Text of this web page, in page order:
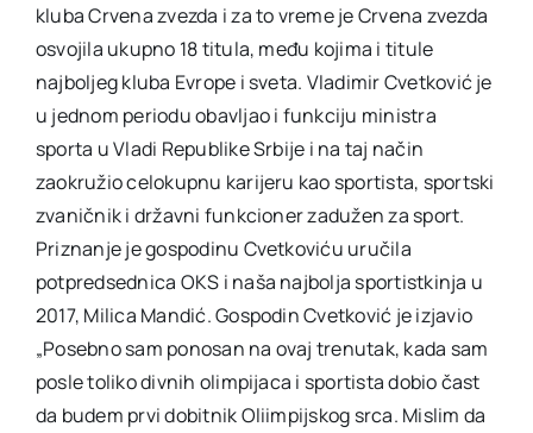
kluba Crvena zvezda i za to vreme je Crvena zvezda
osvojila ukupno 18 titula, među kojima i titule
najboljeg kluba Evrope i sveta. Vladimir Cvetković je
u jednom periodu obavljao i funkciju ministra
sporta u Vladi Republike Srbije i na taj način
zaokružio celokupnu karijeru kao sportista, sportski
zvaničnik i državni funkcioner zadužen za sport.
Priznanje je gospodinu Cvetkoviću uručila
potpredsednica OKS i naša najbolja sportistkinja u
2017, Milica Mandić. Gospodin Cvetković je izjavio
„Posebno sam ponosan na ovaj trenutak, kada sam
posle toliko divnih olimpijaca i sportista dobio čast
da budem prvi dobitnik Oliimpijskog srca. Mislim da